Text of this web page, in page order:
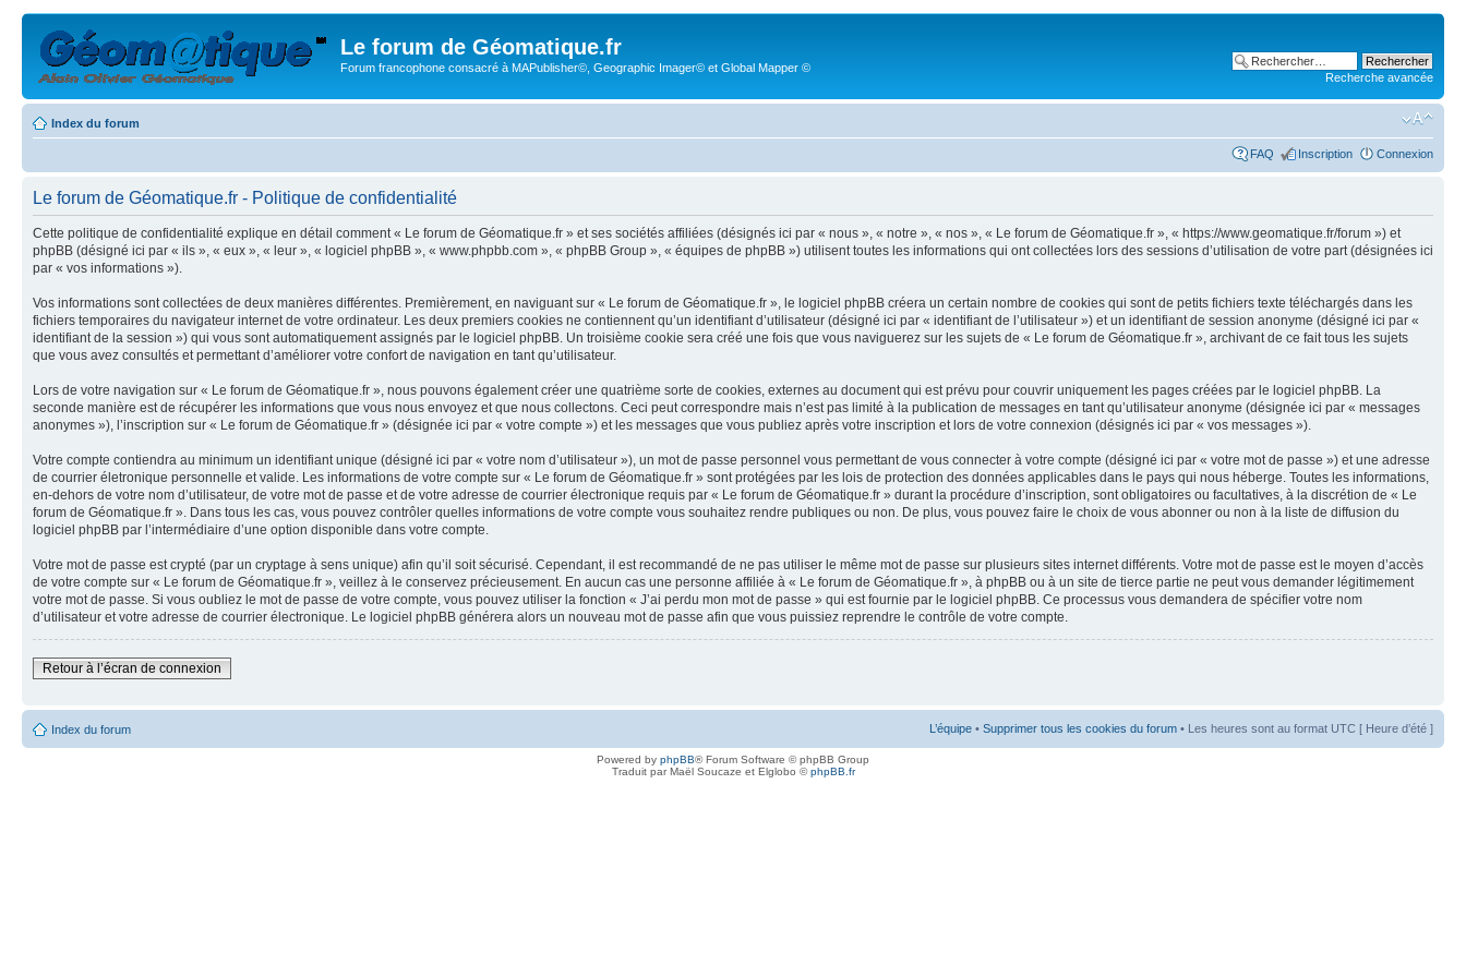
Le forum de Géomatique.fr
Forum francophone consacré à MAPublisher©, Geographic Imager© et Global Mapper ©
Recherche avancée
Index du forum
FAQ Inscription Connexion
Le forum de Géomatique.fr - Politique de confidentialité
Cette politique de confidentialité explique en détail comment « Le forum de Géomatique.fr » et ses sociétés affiliées (désignés ici par « nous », « notre », « nos », « Le forum de Géomatique.fr », « https://www.geomatique.fr/forum ») et
phpBB (désigné ici par « ils », « eux », « leur », « logiciel phpBB », « www.phpbb.com », « phpBB Group », « équipes de phpBB ») utilisent toutes les informations qui ont collectées lors des sessions d’utilisation de votre part (désignées ici
par « vos informations »).
Vos informations sont collectées de deux manières différentes. Premièrement, en naviguant sur « Le forum de Géomatique.fr », le logiciel phpBB créera un certain nombre de cookies qui sont de petits fichiers texte téléchargés dans les
fichiers temporaires du navigateur internet de votre ordinateur. Les deux premiers cookies ne contiennent qu’un identifiant d’utilisateur (désigné ici par « identifiant de l’utilisateur ») et un identifiant de session anonyme (désigné ici par «
identifiant de la session ») qui vous sont automatiquement assignés par le logiciel phpBB. Un troisième cookie sera créé une fois que vous naviguerez sur les sujets de « Le forum de Géomatique.fr », archivant de ce fait tous les sujets
que vous avez consultés et permettant d’améliorer votre confort de navigation en tant qu’utilisateur.
Lors de votre navigation sur « Le forum de Géomatique.fr », nous pouvons également créer une quatrième sorte de cookies, externes au document qui est prévu pour couvrir uniquement les pages créées par le logiciel phpBB. La
seconde manière est de récupérer les informations que vous nous envoyez et que nous collectons. Ceci peut correspondre mais n’est pas limité à la publication de messages en tant qu’utilisateur anonyme (désignée ici par « messages
anonymes »), l’inscription sur « Le forum de Géomatique.fr » (désignée ici par « votre compte ») et les messages que vous publiez après votre inscription et lors de votre connexion (désignés ici par « vos messages »).
Votre compte contiendra au minimum un identifiant unique (désigné ici par « votre nom d’utilisateur »), un mot de passe personnel vous permettant de vous connecter à votre compte (désigné ici par « votre mot de passe ») et une adresse
de courrier életronique personnelle et valide. Les informations de votre compte sur « Le forum de Géomatique.fr » sont protégées par les lois de protection des données applicables dans le pays qui nous héberge. Toutes les informations,
en-dehors de votre nom d’utilisateur, de votre mot de passe et de votre adresse de courrier électronique requis par « Le forum de Géomatique.fr » durant la procédure d’inscription, sont obligatoires ou facultatives, à la discrétion de « Le
forum de Géomatique.fr ». Dans tous les cas, vous pouvez contrôler quelles informations de votre compte vous souhaitez rendre publiques ou non. De plus, vous pouvez faire le choix de vous abonner ou non à la liste de diffusion du
logiciel phpBB par l’intermédiaire d’une option disponible dans votre compte.
Votre mot de passe est crypté (par un cryptage à sens unique) afin qu’il soit sécurisé. Cependant, il est recommandé de ne pas utiliser le même mot de passe sur plusieurs sites internet différents. Votre mot de passe est le moyen d’accès
de votre compte sur « Le forum de Géomatique.fr », veillez à le conservez précieusement. En aucun cas une personne affiliée à « Le forum de Géomatique.fr », à phpBB ou à un site de tierce partie ne peut vous demander légitimement
votre mot de passe. Si vous oubliez le mot de passe de votre compte, vous pouvez utiliser la fonction « J’ai perdu mon mot de passe » qui est fournie par le logiciel phpBB. Ce processus vous demandera de spécifier votre nom
d’utilisateur et votre adresse de courrier électronique. Le logiciel phpBB générera alors un nouveau mot de passe afin que vous puissiez reprendre le contrôle de votre compte.
Retour à l’écran de connexion
Index du forum L’équipe • Supprimer tous les cookies du forum • Les heures sont au format UTC [ Heure d’été ]
Powered by phpBB® Forum Software © phpBB Group
Traduit par Maël Soucaze et Elglobo ©phpBB.fr